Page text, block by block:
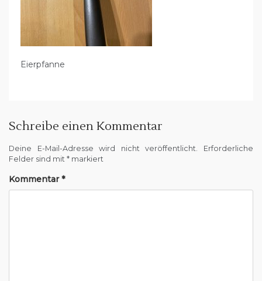
Eierpfanne
Schreibe einen Kommentar
Deine E-Mail-Adresse wird nicht veröffentlicht.
Erforderliche
Felder sind mit * markiert
Kommentar*